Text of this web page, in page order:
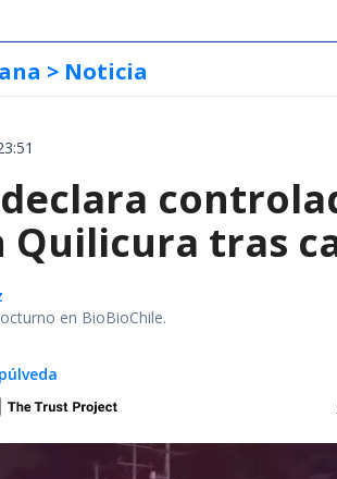
> Noticia
Quilicura tras
en BioBioChile.